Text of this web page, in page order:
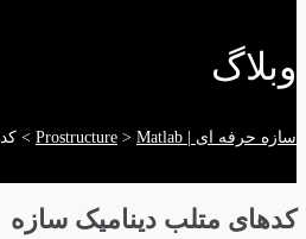
وبلاگ
سازه حرفه ای | Prostructure > Matlab
>
کدهای متلب دینامیک سازه